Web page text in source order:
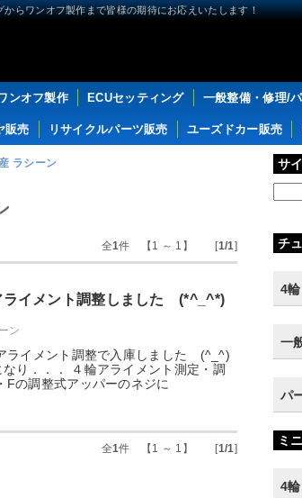
らワンオフ製作まで皆様の期待にお応えいたします！
ンオフ製作 ECUセッティング 一般整備・修理/
販売 リサイクルパーツ販売 ユーズドカー販売
ラシーン
全1件 【1 ～ 1】 [1/1]
イメント調整しました (*^_^*)
ン
イメント調整で入庫しました (^_^)
り．．． ４輪アライメント測定・調
の調整式アッパーのネジに
全1件 【1 ～ 1】 [1/1]
サ
チ
4
一
パ
ミ
4